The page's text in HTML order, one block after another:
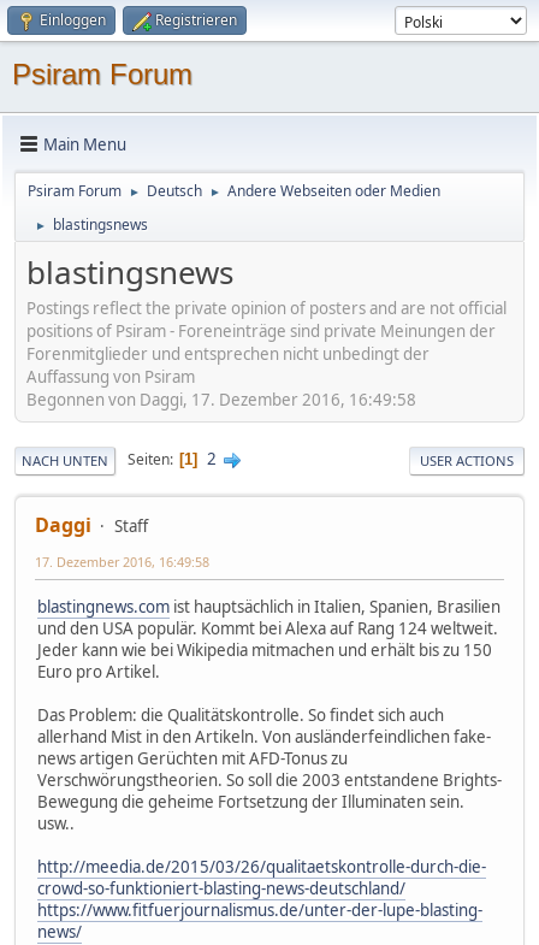
Einloggen Registrieren
Psiram Forum
Main Menu
Psiram Forum ► Deutsch ► Andere Webseiten oder Medien
► blastingsnews
blastingsnews
Postings reflect the private opinion of posters and are not official
positions of Psiram - Foreneinträge sind private Meinungen der
Forenmitglieder und entsprechen nicht unbedingt der
Auffassung von Psiram
Begonnen von Daggi, 17. Dezember 2016, 16:49:58
NACH UNTEN Seiten 1 2 USER ACTIONS
Daggi Staff
17. Dezember 2016, 16:49:58
blastingnews.com ist hauptsächlich in Italien, Spanien, Brasilien
und den USA populär. Kommt bei Alexa auf Rang 124 weltweit.
Jeder kann wie bei Wikipedia mitmachen und erhält bis zu 150
Euro pro Artikel.
Das Problem: die Qualitätskontrolle. So findet sich auch
allerhand Mist in den Artikeln. Von ausländerfeindlichen fake-
news artigen Gerüchten mit AFD-Tonus zu
Verschwörungstheorien. So soll die 2003 entstandene Brights-
Bewegung die geheime Fortsetzung der Illuminaten sein.
usw..
http://meedia.de/2015/03/26/qualitaetskontrolle-durch-die-
crowd-so-funktioniert-blasting-news-deutschland/
https://www.fitfuerjournalismus.de/unter-der-lupe-blasting-
news/